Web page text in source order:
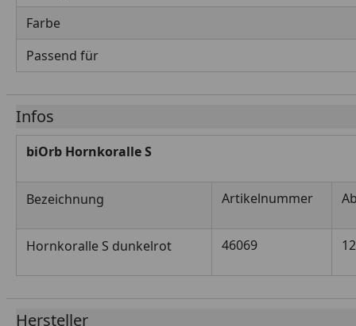
Farbe
Passend für
Infos
biOrb Hornkoralle S
Bezeichnung Artikelnummer
Hornkoralle S dunkelrot 46069
Hersteller